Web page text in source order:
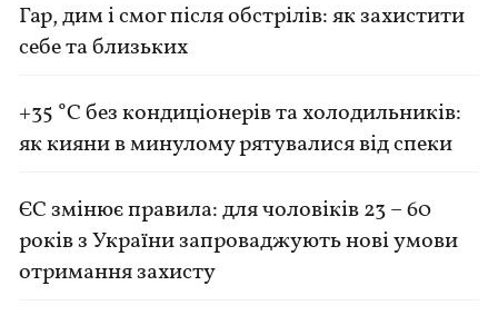
Гар, дим і смог після обстрілів: як захистити
себе та близьких
+35 °C без кондиціонерів та холодильників:
як кияни в минулому рятувалися від спеки
ЄС змінює правила: для чоловіків 23 – 60
років з України запроваджують нові умови
отримання захисту